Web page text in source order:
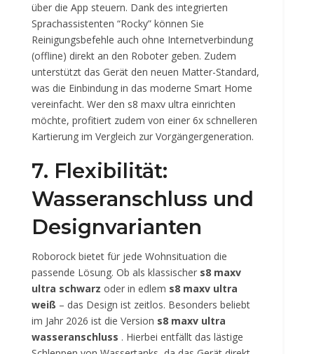
über die App steuern. Dank des integrierten
Sprachassistenten “Rocky” können Sie
Reinigungsbefehle auch ohne Internetverbindung
(offline) direkt an den Roboter geben. Zudem
unterstützt das Gerät den neuen Matter-Standard,
was die Einbindung in das moderne Smart Home
vereinfacht. Wer den s8 maxv ultra einrichten
möchte, profitiert zudem von einer 6x schnelleren
Kartierung im Vergleich zur Vorgängergeneration.
7. Flexibilität:
Wasseranschluss und
Designvarianten
Roborock bietet für jede Wohnsituation die
passende Lösung. Ob als klassischer s8 maxv
ultra schwarz oder in edlem s8 maxv ultra
weiß – das Design ist zeitlos. Besonders beliebt
im Jahr 2026 ist die Version s8 maxv ultra
wasseranschluss . Hierbei entfällt das lästige